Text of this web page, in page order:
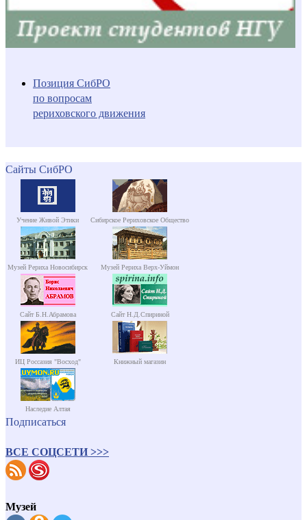
Позиция СибРО
по вопросам
рериховского движения
Сайты СибРО
Учение Живой Этики Сибирское Рериховское Общество
Музей Рериха Новосибирск Музей Рериха Верх-Уймон
Сайт Б.Н.Абрамова Сайт Н.Д.Спириной
ИЦ Россазия "Восход" Книжный магазин
Наследие Алтая
Подписаться
ВСЕ СОЦСЕТИ >>>
Музей